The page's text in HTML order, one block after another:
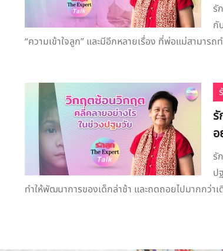
รั
กั
“ความเข้าใจลูก” และมีอีกหลายเรื่อง ที่พ่อแม่สามารถ
อ
รั
ป
ทำให้พัฒนาการของเด็กล่าช้า และถดถอยไปมากกว่า